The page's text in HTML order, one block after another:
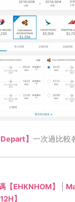
】一次過比較
【EHKNHOM】
】